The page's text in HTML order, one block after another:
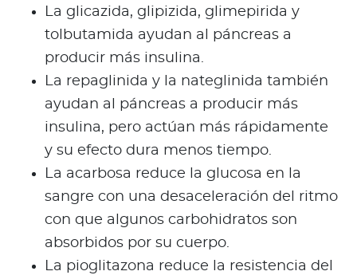
La glicazida, glipizida, glimepirida y
tolbutamida ayudan al páncreas a
producir más insulina.
La repaglinida y la nateglinida también
ayudan al páncreas a producir más
insulina, pero actúan más rápidamente
y su efecto dura menos tiempo.
La acarbosa reduce la glucosa en la
sangre con una desaceleración del ritmo
con que algunos carbohidratos son
absorbidos por su cuerpo.
La pioglitazona reduce la resistencia del